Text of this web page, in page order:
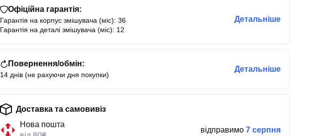
Офіційна гарантія:
Гарантія на корпус змішувача (міс): 36
Гарантія на деталі змішувача (міс): 12
Детальніше
Повернення/обмін:
14 днів (не рахуючи дня покупки)
Детальніше
Доставка та самовивіз
Нова пошта
відправимо 7 серпня